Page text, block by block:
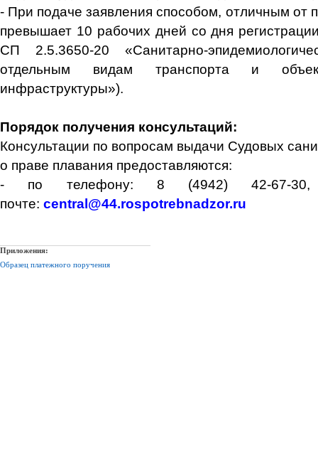
- При подаче заявления способом, отличным от
превышает 10 рабочих дней со дня
СП 2.5.3650-20 «Санитарно-
отдельным видам транспорта и
инфраструктуры»).
Порядок получения консультаций:
Консультации по вопросам выдачи Судовых
о праве плавания предоставляются:
- по телефону: 8 (4942) 42-67-30,
почте: central@44.rospotrebnadzor.ru
Приложения:
Образец платежного поручения